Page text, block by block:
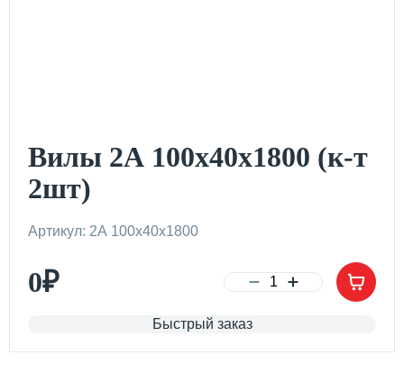
Вилы 2А 100х40х1800 (к-т
2шт)
Артикул: 2А 100х40х1800
0₽
Быстрый заказ